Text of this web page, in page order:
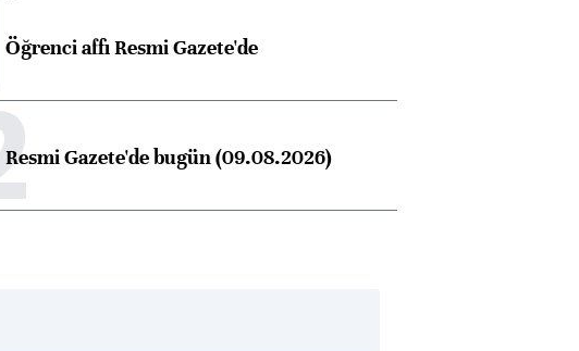
Öğrenci affı Resmi Gazete'de
Resmi Gazete'de bugün (09.08.2026)